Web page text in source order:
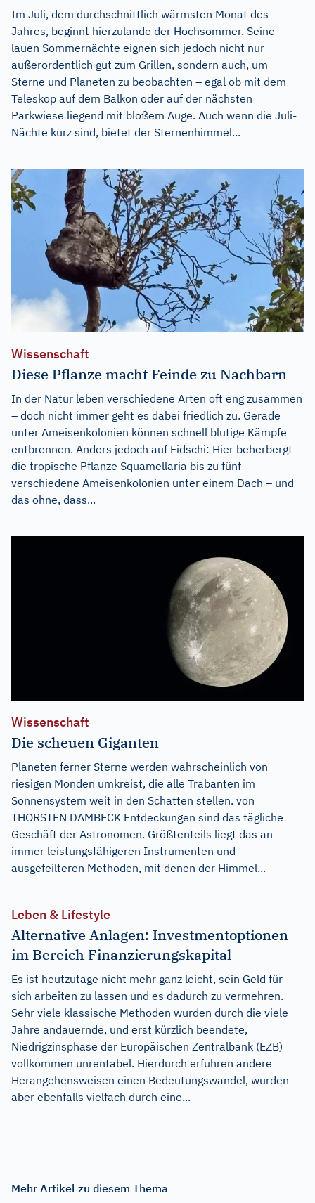
Im Juli, dem durchschnittlich wärmsten Monat des
Jahres, beginnt hierzulande der Hochsommer. Seine
lauen Sommernächte eignen sich jedoch nicht nur
außerordentlich gut zum Grillen, sondern auch, um
Sterne und Planeten zu beobachten – egal ob mit dem
Teleskop auf dem Balkon oder auf der nächsten
Parkwiese liegend mit bloßem Auge. Auch wenn die Juli-
Nächte kurz sind, bietet der Sternenhimmel...
Wissenschaft
Diese Pflanze macht Feinde zu Nachbarn
In der Natur leben verschiedene Arten oft eng zusammen
– doch nicht immer geht es dabei friedlich zu. Gerade
unter Ameisenkolonien können schnell blutige Kämpfe
entbrennen. Anders jedoch auf Fidschi: Hier beherbergt
die tropische Pflanze Squamellaria bis zu fünf
verschiedene Ameisenkolonien unter einem Dach – und
das ohne, dass...
Wissenschaft
Die scheuen Giganten
Planeten ferner Sterne werden wahrscheinlich von
riesigen Monden umkreist, die alle Trabanten im
Sonnensystem weit in den Schatten stellen. von
THORSTEN DAMBECK Entdeckungen sind das tägliche
Geschäft der Astronomen. Größtenteils liegt das an
immer leistungsfähigeren Instrumenten und
ausgefeilteren Methoden, mit denen der Himmel...
Leben & Lifestyle
Alternative Anlagen: Investmentoptionen
im Bereich Finanzierungskapital
Es ist heutzutage nicht mehr ganz leicht, sein Geld für
sich arbeiten zu lassen und es dadurch zu vermehren.
Sehr viele klassische Methoden wurden durch die viele
Jahre andauernde, und erst kürzlich beendete,
Niedrigzinsphase der Europäischen Zentralbank (EZB)
vollkommen unrentabel. Hierdurch erfuhren andere
Herangehensweisen einen Bedeutungswandel, wurden
aber ebenfalls vielfach durch eine...
Mehr Artikel zu diesem Thema